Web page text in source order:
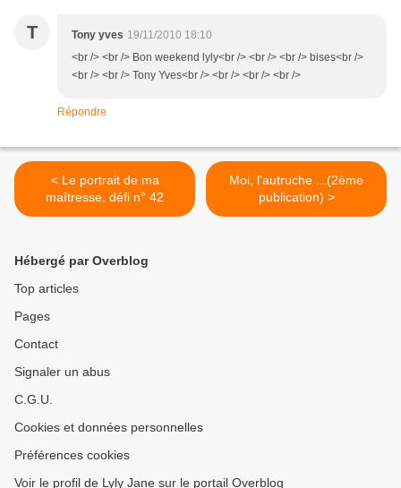
T Tony yves 19/11/2010 18:10
<br /> <br /> Bon weekend lyly<br /> <br /> <br /> bises<br />
<br /> <br /> Tony Yves<br /> <br /> <br /> <br />
Répondre
< Le portrait de ma
maîtresse, défi n° 42
Moi, l'autruche ...(2ème
publication) >
Hébergé par Overblog
Top articles
Pages
Contact
Signaler un abus
C.G.U.
Cookies et données personnelles
Préférences cookies
Voir le profil de Lyly Jane sur le portail Overblog